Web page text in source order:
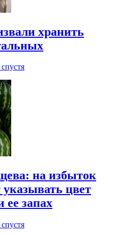
хранить
на избыток
указывать цвет
ее запах